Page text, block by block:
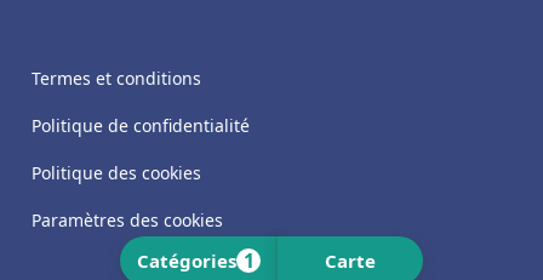
Catégories 1 Carte
Termes et conditions
Politique de confidentialité
Politique des cookies
Paramètres des cookies